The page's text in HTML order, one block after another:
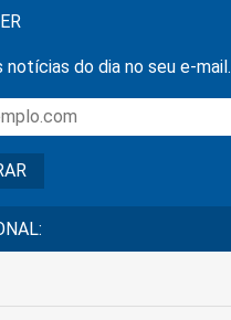
notícias do dia no seu e-mail.